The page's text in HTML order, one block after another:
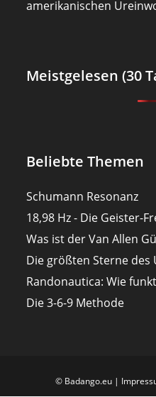
amerikanischen
Meistgelesen (30
Beliebte Themen
Schumann Resonanz
18,98 Hz - Die Geister-
Was ist der Van Allen
Die größten Sterne des
Randonautica: Wie
Die 3-6-9 Methode
© Badango.eu |